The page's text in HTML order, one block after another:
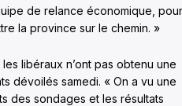
de relance économique, pour
la province sur le chemin. »
libéraux n’ont pas obtenu une
dévoilés samedi. « On a vu une
des sondages et les résultats